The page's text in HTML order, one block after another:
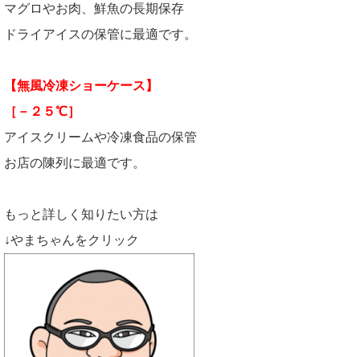
マグロやお肉、鮮魚の長期保存
ドライアイスの保管に最適です。
【無風冷凍ショーケース】
［－２５℃］
アイスクリームや冷凍食品の保管
お店の陳列に最適です。
もっと詳しく知りたい方は
↓やまちゃんをクリック